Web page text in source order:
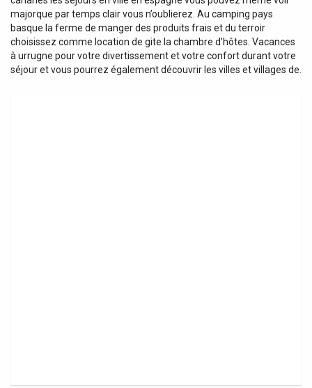
majorque par temps clair vous n’oublierez. Au camping pays
basque la ferme de manger des produits frais et du terroir
choisissez comme location de gite la chambre d’hôtes. Vacances
à urrugne pour votre divertissement et votre confort durant votre
séjour et vous pourrez également découvrir les villes et villages de.